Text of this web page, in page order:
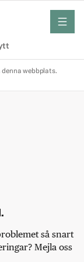
meny
webbplats.
så snart
Mejla oss